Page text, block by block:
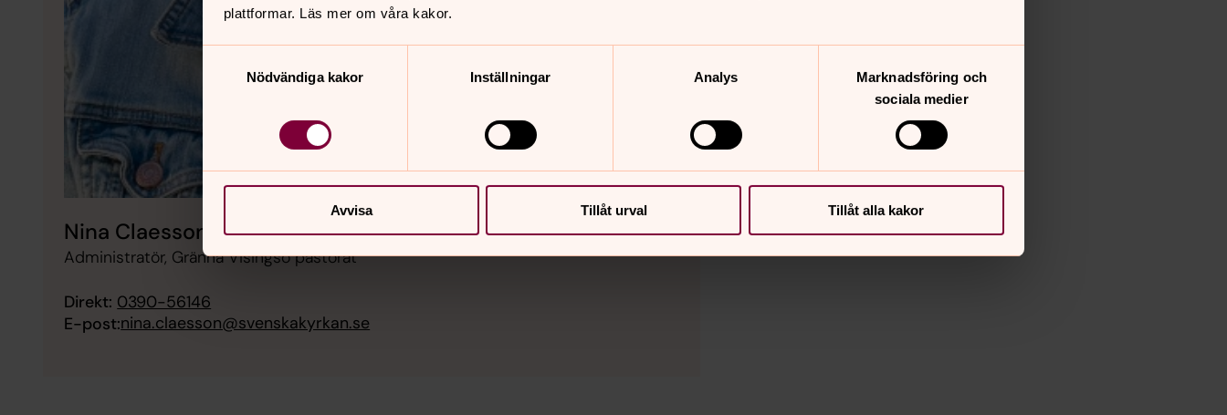
plattformar. Läs mer om våra kakor.
Nödvändiga kakor
Inställningar Analys
Marknadsföring och
sociala medier
Avvisa Tillåt urval Tillåt alla kakor
Nina Claesson
Administratör, Gränna Visingsö pastorat
Direkt: 0390-56146
E-post:nina.claesson@svenskakyrkan.se